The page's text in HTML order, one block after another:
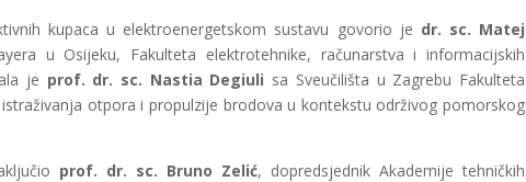
kupaca u elektroenergetskom sustavu govorio je dr. sc. Matej
u Osijeku, Fakulteta elektrotehnike, računarstva i informacijskih
je prof. dr. sc. Nastia Degiuli sa Sveučilišta u Zagrebu Fakulteta
otpora i propulzije brodova u kontekstu održivog pomorskog
prof. dr. sc. Bruno Zelić, dopredsjednik Akademije tehničkih